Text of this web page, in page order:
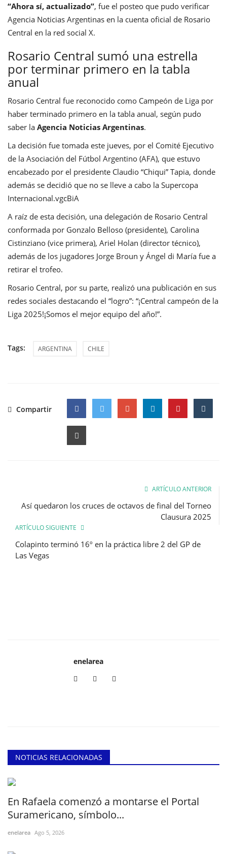
“Ahora sí, actualizado”, fue el posteo que pudo verificar
Agencia Noticias Argentinas en la cuenta oficial de Rosario
Central en la red social X.
Rosario Central sumó una estrella
por terminar primero en la tabla
anual
Rosario Central fue reconocido como Campeón de Liga por
haber terminado primero en la tabla anual, según pudo
saber la Agencia Noticias Argentinas.
La decisión fue tomada este jueves, por el Comité Ejecutivo
de la Asociación del Fútbol Argentino (AFA), que estuvo
encabezado por el presidente Claudio “Chiqui” Tapia, donde
además se decidió que no se lleve a cabo la Supercopa
Internacional.vgcBiA
A raíz de esta decisión, una delegación de Rosario Central
conformada por Gonzalo Belloso (presidente), Carolina
Cistinziano (vice primera), Ariel Holan (director técnico),
además de los jugadores Jorge Broun y Ángel di María fue a
retirar el trofeo.
Rosario Central, por su parte, realizó una publicación en sus
redes sociales destacando el “logro”: “¡Central campeón de la
Liga 2025!¡Somos el mejor equipo del año!”.
Tags: ARGENTINA CHILE
Compartir
Facebook
ARTÍCULO ANTERIOR
Así quedaron los cruces de octavos de final del Torneo
Clausura 2025
ARTÍCULO SIGUIENTE
Colapinto terminó 16º en la práctica libre 2 del GP de
Las Vegas
enelarea
NOTICIAS RELACIONADAS
En Rafaela comenzó a montarse el Portal
Suramericano, símbolo...
enelarea Ago 5, 2026